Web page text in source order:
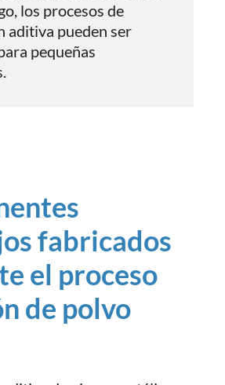
los procesos de
aditiva pueden ser
pequeñas
fabricados
el proceso
de polvo